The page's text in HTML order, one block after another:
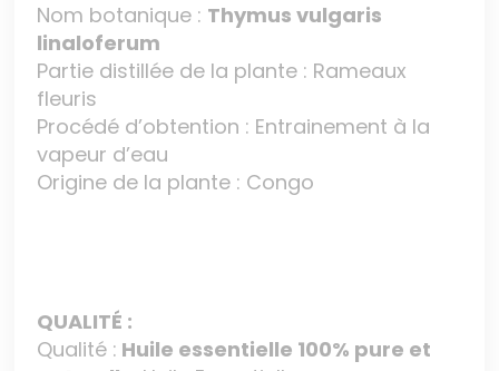
Nom botanique : Thymus vulgaris
linaloferum
Partie distillée de la plante : Rameaux
fleuris
Procédé d’obtention : Entrainement à la
vapeur d’eau
Origine de la plante : Congo
QUALITÉ :
Qualité : Huile essentielle 100% pure et